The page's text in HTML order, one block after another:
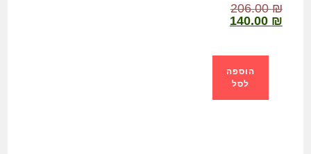
206.00₪
140.00 ₪
הוספה
לסל